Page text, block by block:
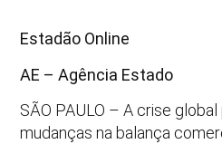
Estadão Online
AE – Agência Estado
SÃO PAULO – A crise
mudanças na balança